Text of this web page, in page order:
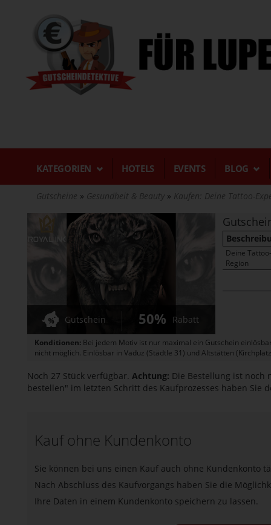
KATEGORIEN HOTELS EVENTS BLOG
Gutscheine Gesundheit & Beauty Kaufen: Deine Tattoo-
Gutschein 50% Rabatt
Deine
Region
Konditionen: Bei jedem Motiv ist nur maximal ein Gutschein
nicht möglich. Einlösbar in Vaduz (Städtle 31) und Altstätten
Noch 27 Stück verfügbar. Achtung: Die Bestellung ist noch
bestellen" im letzten Schritt des Kaufprozesses haben Sie
Kauf ohne Kundenkonto
Sie können bei uns einen Kauf auch ohne Kundenkonto
Nach Abschluss des Kaufvorgangs haben Sie die
Ihre Daten in einem Kundenkonto speichern zu lassen.